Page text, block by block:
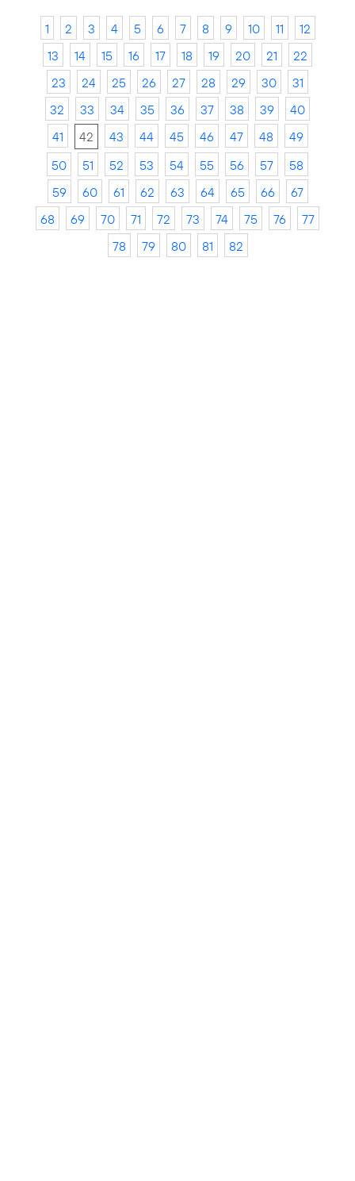
1 2 3 4 5 6 7 8 9 10 11
12
13
14 15 16 17 18 19 20 21
22
23
24 25 26 27 28 29 30
31
32
33 34 35 36 37 38 39
40
41
42 43 44 45 46 47 48
49
50
51 52 53 54 55 56 57
58
59
60 61 62 63 64 65 66
67
68
69 70 71 72 73 74 75 76
77
78
79 80 81 82